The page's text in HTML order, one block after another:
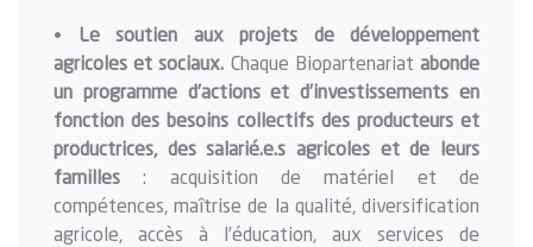
• Le soutien aux projets de développement
agricoles et sociaux. Chaque Biopartenariatabonde
un programme d’actions et d’investissements en
fonction des besoins collectifs des producteurs et
productrices, des salarié.e.s agricoles et de leurs
familles: acquisition de matériel et de
compétences, maîtrise de la qualité, diversification
agricole, accès à l’éducation, aux services de